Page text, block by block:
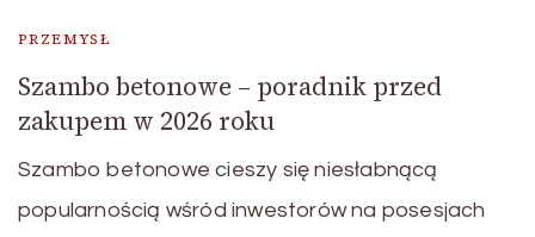
PRZEMYSŁ
Szambo betonowe – poradnik przed
zakupem w 2026 roku
Szambo betonowe cieszy się niesłabnącą
popularnością wśród inwestorów na posesjach